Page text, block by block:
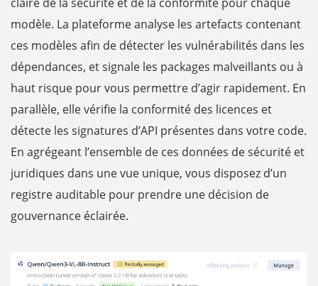
modèle. La plateforme analyse les artefacts contenant
ces modèles afin de détecter les vulnérabilités dans les
dépendances, et signale les packages malveillants ou à
haut risque pour vous permettre d’agir rapidement. En
parallèle, elle vérifie la conformité des licences et
détecte les signatures d’API présentes dans votre code.
En agrégeant l’ensemble de ces données de sécurité et
juridiques dans une vue unique, vous disposez d’un
registre auditable pour prendre une décision de
gouvernance éclairée.